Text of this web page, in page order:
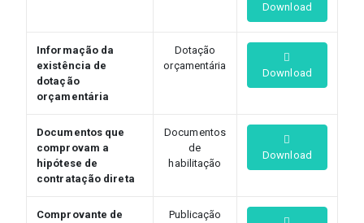
Download
Informação da
existência de
dotação
orçamentária
Dotação
orçamentária
Download
Documentos que
comprovam a
hipótese de
contratação direta
Documentos
de
habilitação
Download
Comprovante de
Publicação